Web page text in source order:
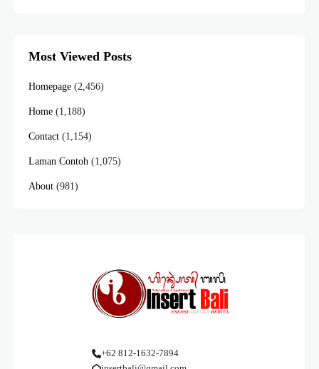
Most Viewed Posts
Homepage (2,456)
Home (1,188)
Contact (1,154)
Laman Contoh (1,075)
About (981)
+62 812-1632-7894